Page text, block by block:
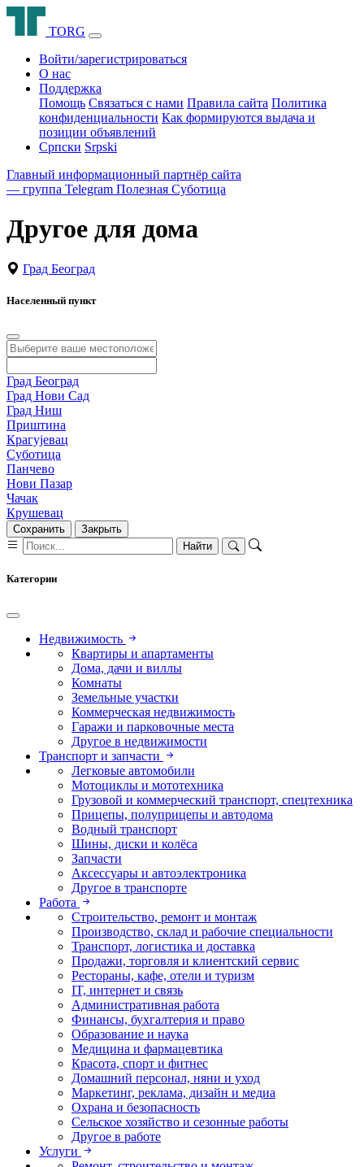
TORG
Войти/зарегистрироваться
О нас
Поддержка
Помощь Связаться с нами Правила сайта Политика
конфиденциальности Как формируются выдача и
позиции объявлений
Српски Srpski
Главный информационный партнёр сайта
— группа Telegram Полезная Суботица
Другое для дома
Град Београд
Населенный пункт
Град Београд
Град Нови Сад
Град Ниш
Приштина
Крагујевац
Суботица
Панчево
Нови Пазар
Чачак
Крушевац
Сохранить
Закрыть
Найти
Категории
Недвижимость
Квартиры и апартаменты
Дома, дачи и виллы
Комнаты
Земельные участки
Коммерческая недвижимость
Гаражи и парковочные места
Другое в недвижимости
Транспорт и запчасти
Легковые автомобили
Мотоциклы и мототехника
Грузовой и коммерческий транспорт, спецтехника
Прицепы, полуприцепы и автодома
Водный транспорт
Шины, диски и колёса
Запчасти
Аксессуары и автоэлектроника
Другое в транспорте
Работа
Строительство, ремонт и монтаж
Производство, склад и рабочие специальности
Транспорт, логистика и доставка
Продажи, торговля и клиентский сервис
Рестораны, кафе, отели и туризм
IT, интернет и связь
Административная работа
Финансы, бухгалтерия и право
Образование и наука
Медицина и фармацевтика
Красота, спорт и фитнес
Домашний персонал, няни и уход
Маркетинг, реклама, дизайн и медиа
Охрана и безопасность
Сельское хозяйство и сезонные работы
Другое в работе
Услуги